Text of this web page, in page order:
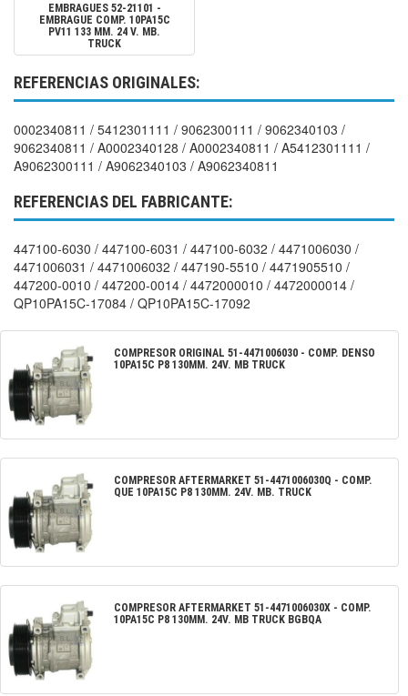
EMBRAGUES 52-21101 -
EMBRAGUE COMP. 10PA15C
PV11 133 MM. 24 V. MB.
TRUCK
REFERENCIAS ORIGINALES:
0002340811 / 5412301111 / 9062300111 / 9062340103 /
9062340811 / A0002340128 / A0002340811 / A5412301111 /
A9062300111 / A9062340103 / A9062340811
REFERENCIAS DEL FABRICANTE:
447100-6030 / 447100-6031 / 447100-6032 / 4471006030 /
4471006031 / 4471006032 / 447190-5510 / 4471905510 /
447200-0010 / 447200-0014 / 4472000010 / 4472000014 /
QP10PA15C-17084 / QP10PA15C-17092
COMPRESOR ORIGINAL 51-4471006030 - COMP. DENSO
10PA15C P8 130MM. 24V. MB TRUCK
COMPRESOR AFTERMARKET 51-4471006030Q - COMP.
QUE 10PA15C P8 130MM. 24V. MB. TRUCK
COMPRESOR AFTERMARKET 51-4471006030X - COMP.
10PA15C P8 130MM. 24V. MB TRUCK BGBQA